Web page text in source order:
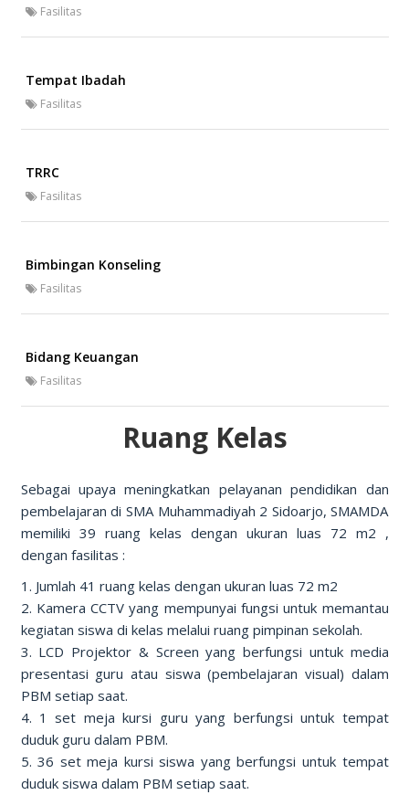
Fasilitas
Tempat Ibadah
Fasilitas
TRRC
Fasilitas
Bimbingan Konseling
Fasilitas
Bidang Keuangan
Fasilitas
Ruang Kelas
Sebagai upaya meningkatkan pelayanan pendidikan dan
pembelajaran di SMA Muhammadiyah 2 Sidoarjo, SMAMDA
memiliki 39 ruang kelas dengan ukuran luas 72 m2 ,
dengan fasilitas :
1. Jumlah 41 ruang kelas dengan ukuran luas 72 m2
2. Kamera CCTV yang mempunyai fungsi untuk memantau
kegiatan siswa di kelas melalui ruang pimpinan sekolah.
3. LCD Projektor & Screen yang berfungsi untuk media
presentasi guru atau siswa (pembelajaran visual) dalam
PBM setiap saat.
4. 1 set meja kursi guru yang berfungsi untuk tempat
duduk guru dalam PBM.
5. 36 set meja kursi siswa yang berfungsi untuk tempat
duduk siswa dalam PBM setiap saat.